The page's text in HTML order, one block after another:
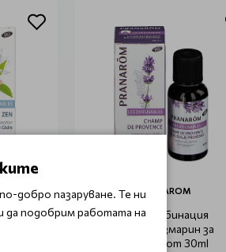
за
PRANAROM
Ароматна комбинация
лавандула и розмарин за
дифузер Pranarom 30ml
добро пазаруване. Те ни
да подобрим работата на